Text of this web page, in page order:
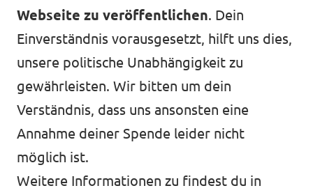
Webseite zu veröffentlichen. Dein
Einverständnis vorausgesetzt, hilft uns dies,
unsere politische Unabhängigkeit zu
gewährleisten. Wir bitten um dein
Verständnis, dass uns ansonsten eine
Annahme deiner Spende leider nicht
möglich ist.
Weitere Informationen zu findest du in